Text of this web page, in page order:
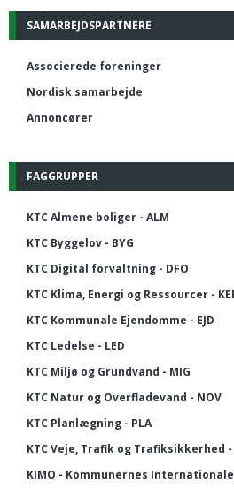
SAMARBEJDSPARTNERE
Associerede foreninger
Nordisk samarbejde
Annoncører
FAGGRUPPER
KTC Almene boliger - ALM
KTC Byggelov - BYG
KTC Digital forvaltning - DFO
KTC Klima, Energi og Ressourcer -
KTC Kommunale Ejendomme - EJD
KTC Ledelse - LED
KTC Miljø og Grundvand - MIG
KTC Natur og Overfladevand - NOV
KTC Planlægning - PLA
KTC Veje, Trafik og Trafiksikkerhed -
KIMO - Kommunernes